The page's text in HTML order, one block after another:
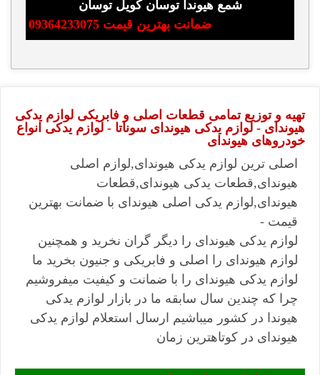
شمع هیوندا توسان کویل توسان
ضمانت بهترین قیمت 09364233075
تهیه و توزیع تمامی قطعات اصلی و فابریکی لوازم یدکی
هیوندای - لوازم یدکی هیوندای سوناتا - لوازم یدکی انواع
خودروهای هیوندای
اصلی ترین لوازم یدکی هیوندای,لوازم اصلی
هیوندای,قطعات یدکی هیوندای,قطعات
هیوندای,لوازم یدکی اصلی هیوندای با ضمانت بهترین
قیمت -
لوازم یدکی هیوندای را دیگر گران نخرید و همچنین
لوازم هیوندای را اصلی و فابریکی و جنیون بخرید ما
لوازم یدکی هیوندای را با ضمانت و کیفیت میفروشیم
چرا که چندین سال سابقه ما در بازار لوازم یدکی
هیوندا در کشور میباشیم ارسال استعلام لوازم یدکی
هیوندای در کوتاهترین زمان